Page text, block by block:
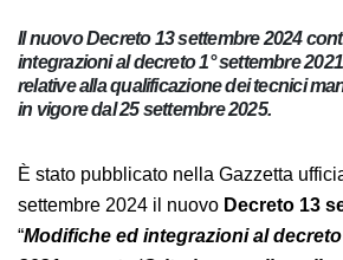
Il nuovo Decreto 13 settembre 2024
integrazioni al decreto 1° settembre
relative alla qualificazione dei tecnici
entreranno in vigore dal 25 settembre
È stato pubblicato nella Gazzetta
settembre 2024 il nuovoDecreto 13
“Modifiche ed integrazioni al